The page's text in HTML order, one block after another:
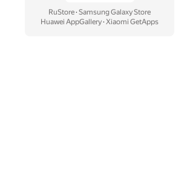
RuStore· Samsung Galaxy Store
Huawei AppGallery· Xiaomi GetApps